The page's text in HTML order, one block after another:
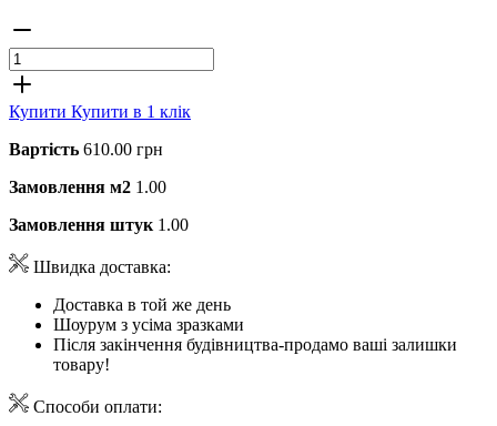
Купити Купити в 1 клік
Вартість 610.00 грн
Замовлення м2 1.00
Замовлення штук 1.00
Швидка доставка:
Доставка в той же день
Шоурум з усіма зразками
Після закінчення будівництва-продамо ваші залишки
товару!
Способи оплати: